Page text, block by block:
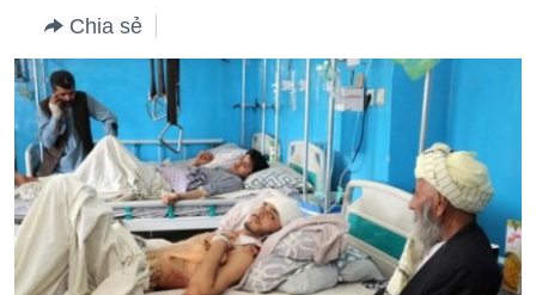
hướng
chính
Đi
tới
"Tìm"
MỤC
TỰ DO BÁO CHÍ
VẠCH TRẦN TIN GIẢ
NGƯỜI VIỆT HẢI NGOẠI
ĐỜI SỐNG
KINH TẾ
KHOA HỌC
CHUYÊN ĐỀ
CHIẾN TRANH THƯƠNG MẠI CỦA MỸ: QUÁ KHỨ VÀ HIỆN
TẠI
HÀNH TRÌNH BẦU CỬ 2024
MỘT NĂM CHIẾN TRANH TẠI DẢI GAZA
GIẢI MÃ VÀNH ĐAI & CON ĐƯỜNG
HỌC TIẾNG ANH
VIDEO
NGHE
MẠNG XÃ HỘI
Chia sẻ